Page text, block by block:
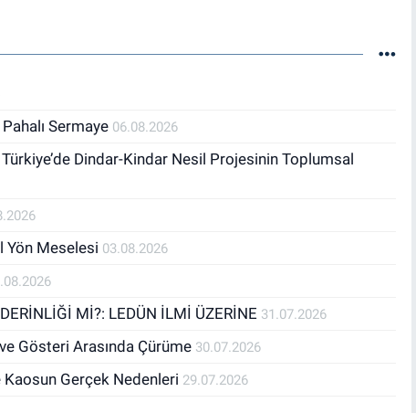
Sermaye 06.08.2026
Dindar-Kindar Nesil Projesinin Toplumsal
Yön Meselesi 03.08.2026
Mİ?: LEDÜN İLMİ ÜZERİNE 31.07.2026
Gösteri Arasında Çürüme 30.07.2026
Gerçek Nedenleri 29.07.2026